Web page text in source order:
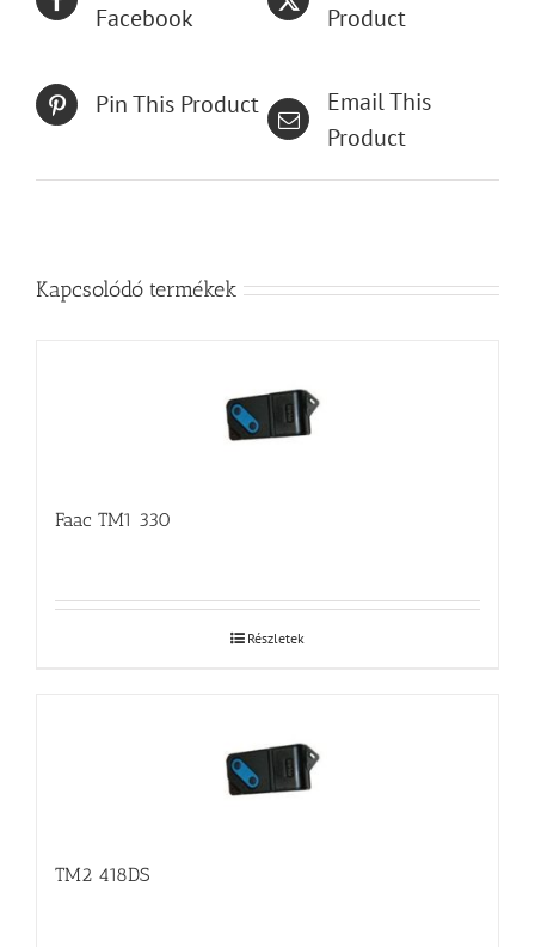
Facebook
Product
Pin This Product
Email This
Product
Kapcsolódó termékek
Faac TM1 330
Részletek
TM2 418DS